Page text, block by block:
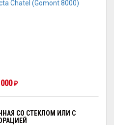
₽
СО СТЕКЛОМ ИЛИ С